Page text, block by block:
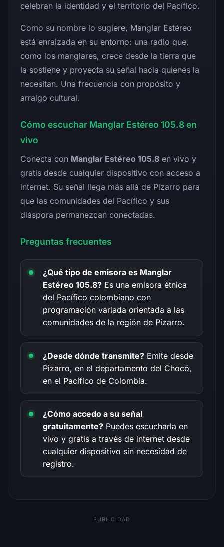
celebran la identidad y el territorio del Pacífico.
Como su nombre lo sugiere, Manglar Estéreo
está enraizada en su entorno: una radio que,
como los manglares, crece desde la tierra que
la sostiene y proyecta su señal hacia quienes la
necesitan. Una frecuencia con propósito y
arraigo cultural.
Cómo escuchar Manglar Estéreo 105.8 en
vivo
Conecta con Manglar Estéreo 105.8 en vivo y
gratis desde cualquier dispositivo con acceso a
internet. Su señal llega más allá de Pizarro para
que las comunidades del Pacífico y sus
diáspora permanezcan conectadas.
Preguntas frecuentes
¿Qué tipo de emisora es Manglar
Estéreo 105.8? Es una emisora étnica
del Pacífico colombiano con
programación variada orientada a las
comunidades de la región de Pizarro.
¿Desde dónde transmite? Emite desde
Pizarro, en el departamento del Chocó,
en el Pacífico de Colombia.
¿Cómo accedo a su señal
gratuitamente? Puedes escucharla en
vivo y gratis a través de internet desde
cualquier dispositivo sin necesidad de
registro.
PUBLICIDAD